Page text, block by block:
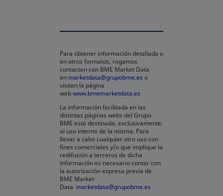
Para obtener información detallada o
en otros formatos, rogamos
contacten con BME Market Data
en marketdata@grupobme.es o
visiten la página
webwww.bmemarketdata.es
La información facilitada en las
distintas páginas webs del Grupo
BME está destinada, exclusivamente,
al uso interno de la misma. Para
llevar a cabo cualquier otro uso con
fines comerciales y/o que implique la
redifusión a terceros de dicha
información es necesario contar con
la autorización expresa previa de
BME Market
Data marketdata@grupobme.es